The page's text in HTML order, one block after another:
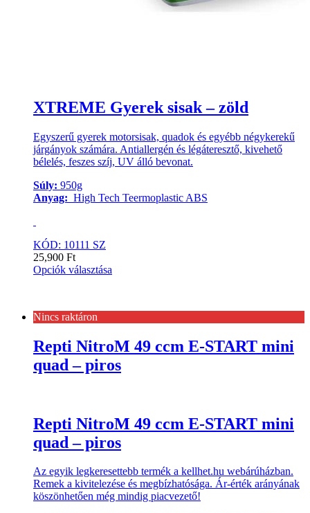
XTREME Gyerek sisak – zöld
Egyszerű gyerek motorsisak, quadok és egyébb négykerekű
járgányok számára. Antiallergén és légáteresztő, kivehető
bélelés, feszes szíj, UV álló bevonat.
Súly: 950g
Anyag: High Tech Teermoplastic ABS
KÓD: 10111 SZ
25,900 Ft
Opciók választása
Nincs raktáron
Repti NitroM 49 ccm E-START mini
quad – piros
Repti NitroM 49 ccm E-START mini
quad – piros
Az egyik legkeresettebb termék a kellhet.hu webárúházban.
Remek a kivitelezése és megbízhatósága. Ár-érték arányának
köszönhetően még mindig piacvezető!